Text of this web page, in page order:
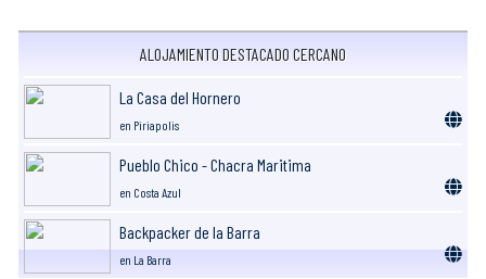
ALOJAMIENTO DESTACADO CERCANO
La Casa del Hornero
en Piriapolis
Pueblo Chico - Chacra Maritima
en Costa Azul
Backpacker de la Barra
en La Barra